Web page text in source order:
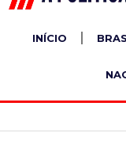
INÍCIO